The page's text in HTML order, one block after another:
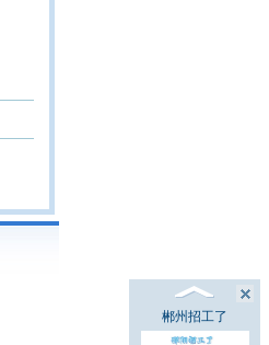
郴州招工了